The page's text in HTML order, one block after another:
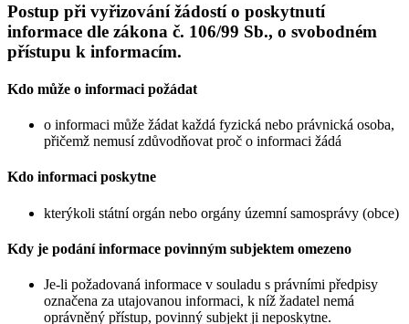
Postup při vyřizování žádostí o poskytnutí
informace dle zákona č. 106/99 Sb., o svobodném
přístupu k informacím.
Kdo může o informaci požádat
o informaci může žádat každá fyzická nebo právnická osoba,
přičemž nemusí zdůvodňovat proč o informaci žádá
Kdo informaci poskytne
kterýkoli státní orgán nebo orgány územní samosprávy (obce)
Kdy je podání informace povinným subjektem omezeno
Je-li požadovaná informace v souladu s právními předpisy
označena za utajovanou informaci, k níž žadatel nemá
oprávněný přístup, povinný subjekt ji neposkytne.